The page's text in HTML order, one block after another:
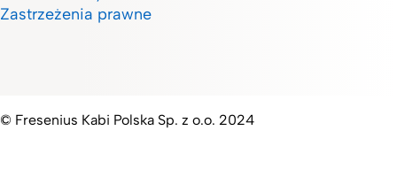
Zastrzeżenia prawne
© Fresenius Kabi Polska Sp. z o.o. 2024